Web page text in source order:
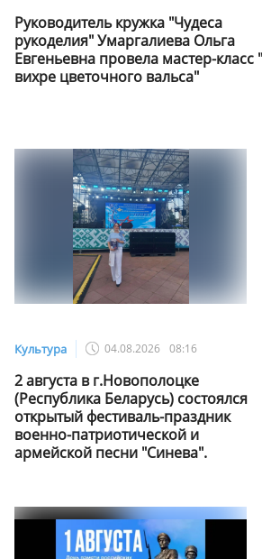
Руководитель кружка "Чудеса
рукоделия" Умаргалиева Ольга
Евгеньевна провела мастер-класс
вихре цветочного вальса"
Культура 04.08.2026 08:16
2 августа в г.Новополоцке
(Республика Беларусь) состоялся
открытый фестиваль-праздник
военно-патриотической и
армейской песни "Синева".